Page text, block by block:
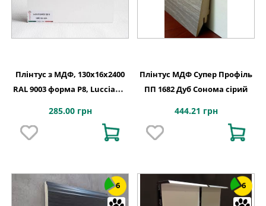
Плінтус з МДФ, 130x16x2400
RAL 9003 форма P8, Lucciano,
285.00 грн
Плінтус МДФ Супер Профіль
ПП 1682 Дуб Сонома сірий
444.21 грн
6 6